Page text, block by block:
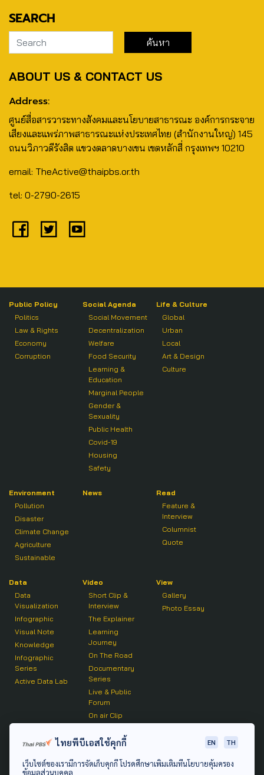
SEARCH
ABOUT US & CONTACT US
Address:
ศูนย์สื่อสารวาระทางสังคมและนโยบายสาธารณะ องค์การกระจาย
เสียงและแพร่ภาพสาธารณะแห่งประเทศไทย (สำนักงานใหญ่) 145
ถนนวิภาวดีรังสิต แขวงตลาดบางเขน เขตหลักสี่ กรุงเทพฯ 10210
email: TheActive@thaipbs.or.th
tel: 0-2790-2615
Public Policy
Politics
Law & Rights
Economy
Corruption
Social Agenda
Social Movement
Decentralization
Welfare
Food Security
Learning &
Education
Marginal People
Gender &
Sexuality
Public Health
Covid-19
Housing
Safety
Life & Culture
Global
Urban
Local
Art & Design
Culture
Environment
Pollution
Disaster
Climate Change
Agriculture
Sustainable
News
Read
Feature &
Interview
Columnist
Quote
Data
Data
Visualization
Infographic
Visual Note
Knowledge
Infographic
Series
Active Data Lab
Video
Short Clip &
Interview
The Explainer
Learning
Journey
On The Road
Documentary
Series
Live & Public
Forum
On air Clip
View
Gallery
Photo Essay
Podcast
Active Talk
ไทยพีบีเอสใช้คุกกี้ EN TH
เว็บไซต์ของเรามีการจัดเก็บคุกกี้ โปรดศึกษาเพิ่มเติมที่นโยบายคุ้มครอง
ข้อมูลส่วนบุคคล